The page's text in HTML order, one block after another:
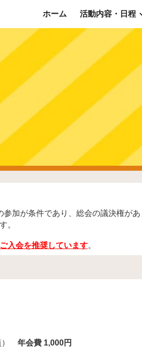
Skip to
ホーム 活動内容・日程
加が条件であり、総会の議決権があ
。
入会を推奨しています。
） 年会費 1,000円